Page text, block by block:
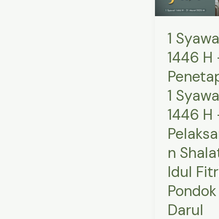
1
1446 H
1
1446 H
n
Idul
Pondok
Darul
–
1
Syawal
1446
H
–
Pelaksanaan
Shalat
Idul
Fitri
di
Pondok
Darul
–